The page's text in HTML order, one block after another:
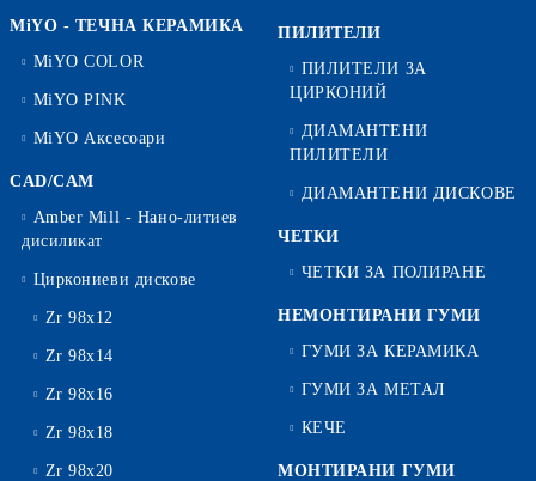
MiYO - ТЕЧНА КЕРАМИКА
MiYO COLOR
MiYO PINK
MiYO Аксесоари
CAD/CAM
Amber Mill - Нано-литиев
дисиликат
Циркониеви дискове
Zr 98x12
Zr 98x14
Zr 98x16
Zr 98x18
Zr 98x20
ПИЛИТЕЛИ
ПИЛИТЕЛИ ЗА
ЦИРКОНИЙ
ДИАМАНТЕНИ
ПИЛИТЕЛИ
ДИАМАНТЕНИ ДИСКОВЕ
ЧЕТКИ
ЧЕТКИ ЗА ПОЛИРАНЕ
НЕМОНТИРАНИ ГУМИ
ГУМИ ЗА КЕРАМИКА
ГУМИ ЗА МЕТАЛ
КЕЧЕ
МОНТИРАНИ ГУМИ